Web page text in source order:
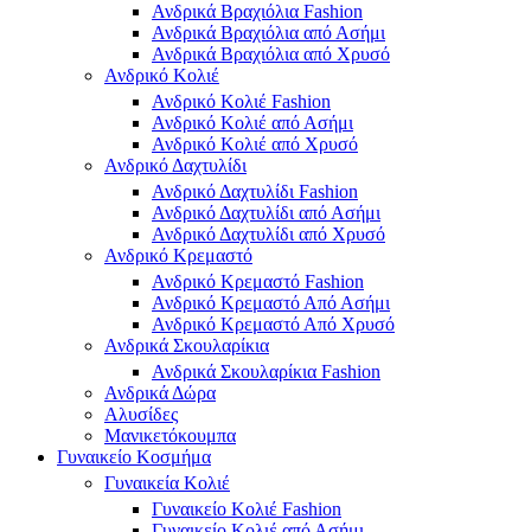
Ανδρικά Βραχιόλια Fashion
Ανδρικά Βραχιόλια από Ασήμι
Ανδρικά Βραχιόλια από Χρυσό
Ανδρικό Κολιέ
Ανδρικό Κολιέ Fashion
Ανδρικό Κολιέ από Ασήμι
Ανδρικό Κολιέ από Χρυσό
Ανδρικό Δαχτυλίδι
Ανδρικό Δαχτυλίδι Fashion
Ανδρικό Δαχτυλίδι από Ασήμι
Ανδρικό Δαχτυλίδι από Χρυσό
Ανδρικό Κρεμαστό
Ανδρικό Κρεμαστό Fashion
Ανδρικό Κρεμαστό Από Ασήμι
Ανδρικό Κρεμαστό Από Χρυσό
Ανδρικά Σκουλαρίκια
Ανδρικά Σκουλαρίκια Fashion
Ανδρικά Δώρα
Αλυσίδες
Μανικετόκουμπα
Γυναικείο Κοσμήμα
Γυναικεία Κολιέ
Γυναικείο Κολιέ Fashion